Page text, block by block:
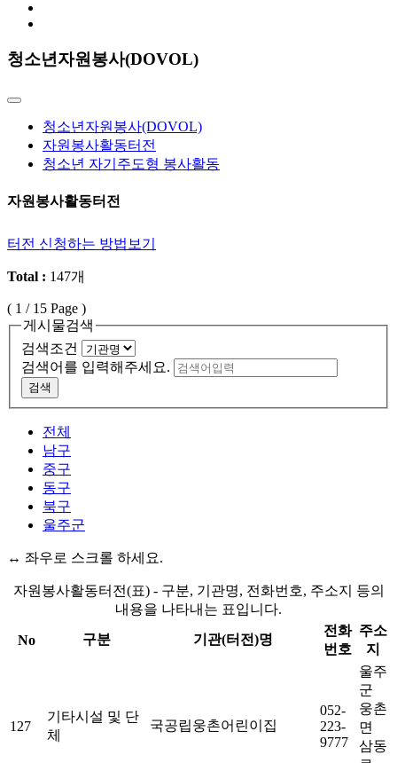
청소년자원봉사(DOVOL)
청소년자원봉사(DOVOL)
자원봉사활동터전
청소년 자기주도형 봉사활동
자원봉사활동터전
터전 신청하는 방법보기
Total : 147개
( 1 / 15 Page )
게시물검색
검색조건
검색어를 입력해주세요.
검색
전체
남구
중구
동구
북구
울주군
↔ 좌우로 스크롤 하세요.
자원봉사활동터전(표) - 구분, 기관명, 전화번호, 주소지 등의
내용을 나타내는 표입니다.
No 구분 기관(터전)명
전화
번호
주소
지
127
기타시설 및 단
체
국공립웅촌어린이집
052-
223-
9777
울주
군
웅촌
면
삼동